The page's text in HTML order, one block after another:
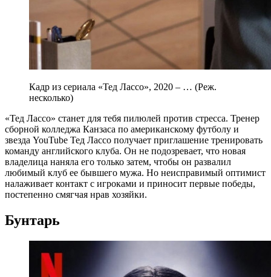
Кадр из сериала «Тед Лассо», 2020 – … (Реж.
несколько)
«Тед Лассо» станет для тебя пилюлей против стресса. Тренер
сборной колледжа Канзаса по американскому футболу и
звезда YouTube Тед Лассо получает приглашение тренировать
команду английского клуба. Он не подозревает, что новая
владелица наняла его только затем, чтобы он развалил
любимый клуб ее бывшего мужа. Но неисправимый оптимист
налаживает контакт с игроками и приносит первые победы,
постепенно смягчая нрав хозяйки.
Бунтарь